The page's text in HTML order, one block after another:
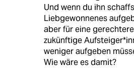
Und wenn du ihn
Liebgewonnenes
aber für eine
zukünftige
weniger aufgeben
Wie wäre es damit?